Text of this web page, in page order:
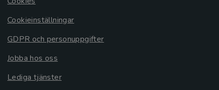
Cookieinställningar
GDPR och personuppgifter
Jobba hos oss
Lediga tjänster